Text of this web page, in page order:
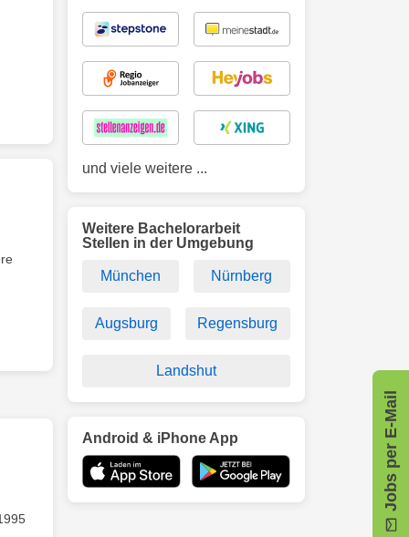
Jobs per E-Mail
und viele weitere ...
Weitere Bachelorarbeit
Stellen in der Umgebung
München Nürnberg
Augsburg Regensburg
Landshut
Android & iPhone App